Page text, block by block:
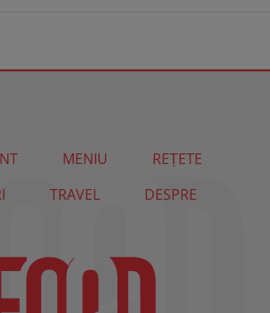
MENIU
REȚETE
TRAVEL DESPRE